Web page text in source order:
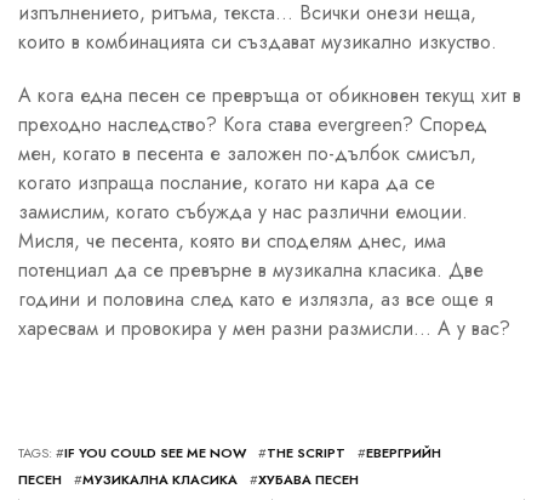
изпълнението, ритъма, текста… Всички онези неща,
които в комбинацията си създават музикално изкуство.
А кога една песен се превръща от обикновен текущ хит в
преходно наследство? Кога става evergreen? Според
мен, когато в песента е заложен по-дълбок смисъл,
когато изпраща послание, когато ни кара да се
замислим, когато събужда у нас различни емоции.
Мисля, че песента, която ви споделям днес, има
потенциал да се превърне в музикална класика. Две
години и половина след като е излязла, аз все още я
харесвам и провокира у мен разни размисли… А у вас?
TAGS: #IF YOU COULD SEE ME NOW #THE SCRIPT #ЕВЕРГРИЙН
ПЕСЕН
#МУЗИКАЛНА КЛАСИКА #ХУБАВА ПЕСЕН